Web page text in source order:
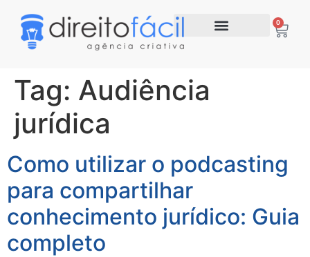
0
Tag: Audiência
jurídica
Como utilizar o podcasting
para compartilhar
conhecimento jurídico: Guia
completo